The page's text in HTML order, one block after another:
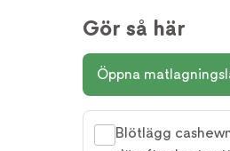
Gör så här
Öppna
Blötlägg